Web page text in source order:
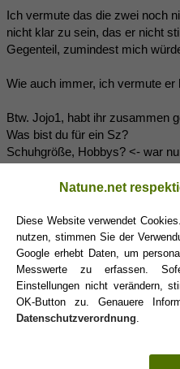
Ich vermute das die zwei noch
nicht klar zu sein, das er nicht
Gegenteil, zumindest mich
Wie auch immer, ich vermute er
Btw. Jojo1, habt ihr zusammen
Was bist du für ein Sz?
Schuhgröße, Hobbys? <- war
@Rosti
Ich glaube der Eingangstext
Jungfrauzu finden. Also dürfte
Natune.net
Diese Website verwendet
nutzen, stimmen Sie der
Google erhebt Daten, um
Messwerte zu erfassen.
Einstellungen nicht verändern,
OK-Button zu. Genauere
Datenschutzverordnung.